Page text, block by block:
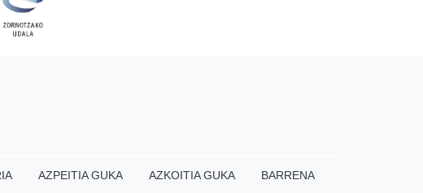
AZPEITIA GUKA AZKOITIA GUKA
BARRENA